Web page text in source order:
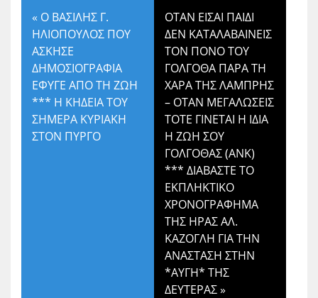
« Ο ΒΑΣΙΛΗΣ Γ.
ΗΛΙΟΠΟΥΛΟΣ ΠΟΥ
ΑΣΚΗΣΕ
ΔΗΜΟΣΙΟΓΡΑΦΙΑ
ΕΦΥΓΕ ΑΠΟ ΤΗ ΖΩΗ
*** Η ΚΗΔΕΙΑ ΤΟΥ
ΣΗΜΕΡΑ ΚΥΡΙΑΚΗ
ΣΤΟΝ ΠΥΡΓΟ
ΟΤΑΝ ΕΙΣΑΙ ΠΑΙΔΙ
ΔΕΝ ΚΑΤΑΛΑΒΑΙΝΕΙΣ
ΤΟΝ ΠΟΝΟ ΤΟΥ
ΓΟΛΓΟΘΑ ΠΑΡΑ ΤΗ
ΧΑΡΑ ΤΗΣ ΛΑΜΠΡΗΣ
– ΟΤΑΝ ΜΕΓΑΛΩΣΕΙΣ
ΤΟΤΕ ΓΙΝΕΤΑΙ Η ΙΔΙΑ
Η ΖΩΗ ΣΟΥ
ΓΟΛΓΟΘΑΣ (ΑΝΚ)
*** ΔΙΑΒΑΣΤΕ ΤΟ
ΕΚΠΛΗΚΤΙΚΟ
ΧΡΟΝΟΓΡΑΦΗΜΑ
ΤΗΣ ΗΡΑΣ ΑΛ.
ΚΑΖΟΓΛΗ ΓΙΑ ΤΗΝ
ΑΝΑΣΤΑΣΗ ΣΤΗΝ
*ΑΥΓΗ* ΤΗΣ
ΔΕΥΤΕΡΑΣ»